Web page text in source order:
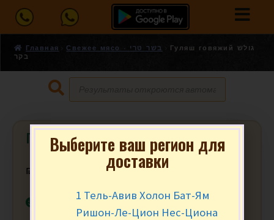
Главная Свежее мясо - בשר טרי
Гуляш говяжий גולש
בקר
Гуляш говяжий גולש בקר
₪ за кг.
В наличии
Выберите ваш регион для
доставки
1 Тель-Авив Холон Бат-Ям
Ришон-Ле-Цион Нес-Циона